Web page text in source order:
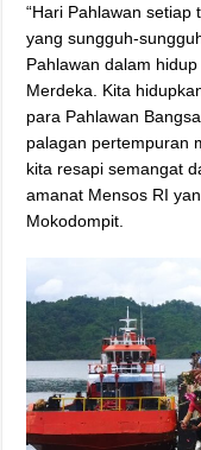
“Hari Pahlawan
yang sungguh-
Pahlawan dalam
Merdeka. Kita
para Pahlawan
palagan pertempuran
kita resapi semangat
amanat Mensos RI
Mokodompit.